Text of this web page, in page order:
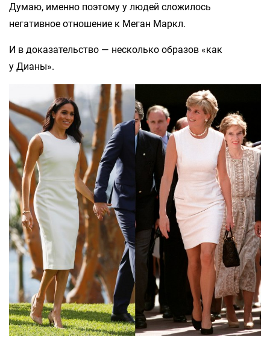
Думаю, именно поэтому у людей сложилось
негативное отношение к Меган Маркл.
И в доказательство — несколько образов «как
у Дианы».